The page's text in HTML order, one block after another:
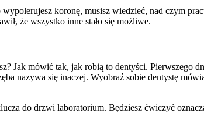
wypolerujesz koronę, musisz wiedzieć, nad czym
że wszystko inne stało się możliwe.
Jak mówić tak, jak robią to dentyści.
nazywa się inaczej. Wyobraź sobie dentystę
do drzwi laboratorium. Będziesz ćwiczyć